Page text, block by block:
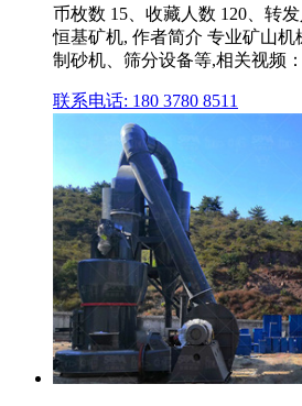
币枚数 15、收藏人数 120、转
恒基矿机, 作者简介 专业矿山机
制砂机、筛分设备等,相关视频
联系电话: 180 3780 8511